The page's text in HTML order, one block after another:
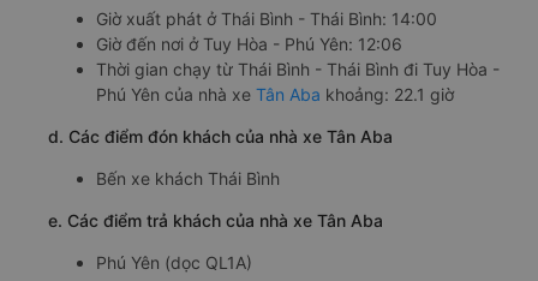
Giờ xuất phát ở Thái Bình - Thái Bình: 14:00
Giờ đến nơi ở Tuy Hòa - Phú Yên: 12:06
Thời gian chạy từ Thái Bình - Thái Bình đi Tuy Hòa -
Phú Yên của nhà xe Tân Aba khoảng: 22.1 giờ
d. Các điểm đón khách của nhà xe Tân Aba
Bến xe khách Thái Bình
e. Các điểm trả khách của nhà xe Tân Aba
Phú Yên (dọc QL1A)